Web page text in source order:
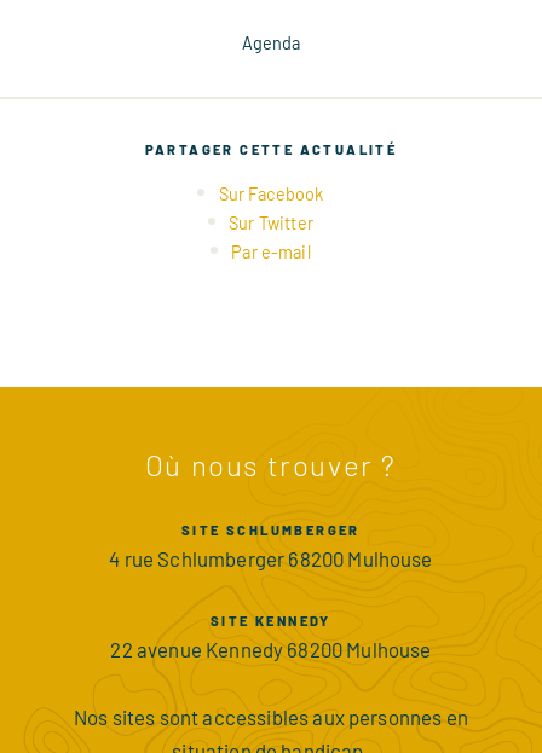
Agenda
PARTAGER CETTE ACTUALITÉ
Sur Facebook
Sur Twitter
Par e-mail
Où nous trouver ?
SITE SCHLUMBERGER
4 rue Schlumberger 68200 Mulhouse
SITE KENNEDY
22 avenue Kennedy 68200 Mulhouse
Nos sites sont accessibles aux personnes en